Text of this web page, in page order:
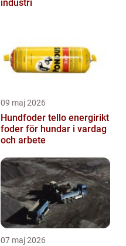
industri
09 maj 2026
Hundfoder tello energirikt
foder för hundar i vardag
och arbete
07 maj 2026